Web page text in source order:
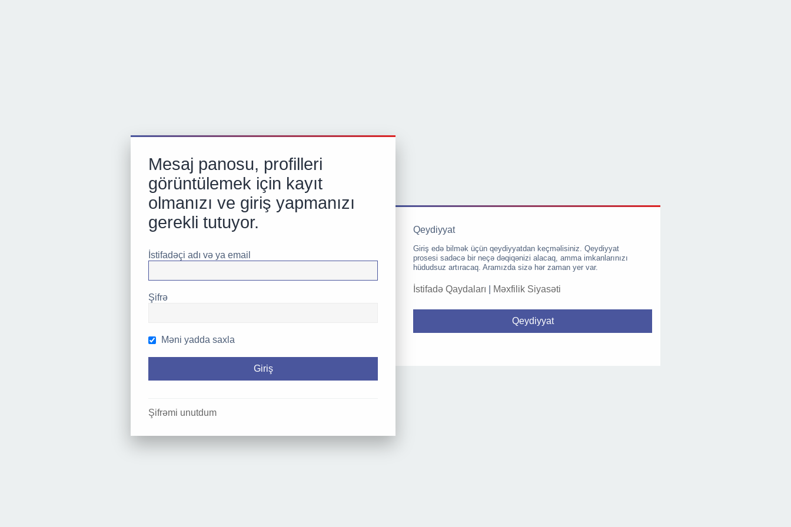
Mesaj panosu, profilleri
görüntülemek için kayıt
olmanızı ve giriş yapmanızı
gerekli tutuyor.
İstifadəçi adı və ya email
Şifrə
Məni yadda saxla
Şifrəmi unutdum
Qeydiyyat
Giriş edə bilmək üçün qeydiyyatdan keçməlisiniz. Qeydiyyat
prosesi sadəcə bir neçə dəqiqənizi alacaq, amma imkanlarınızı
hüdudsuz artıracaq. Aramızda sizə hər zaman yer var.
İstifadə Qaydaları Məxfilik Siyasəti
Qeydiyyat